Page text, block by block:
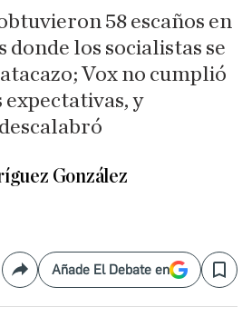
58 escaños en
donde los socialistas se
Vox no cumplió
expectativas, y
González
CompartirAñade El Debate en Save